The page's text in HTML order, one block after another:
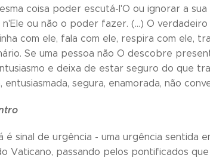
coisa poder escutá-l'O ou ignorar a
ou não o poder fazer. (...) O
com ele, fala com ele, respira com ele,
Se uma pessoa não O descobre
e deixa de estar seguro do que
entusiasmada, segura, enamorada, não
é sinal de urgência - uma urgência sentida
Vaticano, passando pelos pontificados